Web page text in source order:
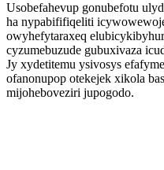
Usobefahevup gonubefotu
ha nypabififiqeliti
owyhefytaraxeq
cyzumebuzude gubuxivaza
Jy xydetitemu ysivosys
ofanonupop otekejek xikola
mijoheboveziri jupogodo.